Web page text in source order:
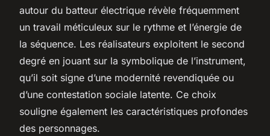
autour du batteur électrique révèle fréquemment
un travail méticuleux sur le rythme et l’énergie de
la séquence. Les réalisateurs exploitent le second
degré en jouant sur la symbolique de l’instrument,
qu’il soit signe d’une modernité revendiquée ou
d’une contestation sociale latente. Ce choix
souligne également les caractéristiques profondes
des personnages.